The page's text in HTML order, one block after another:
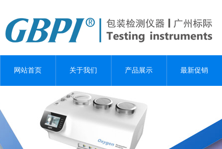
网站首页 关于我们 产品展示 最新促销